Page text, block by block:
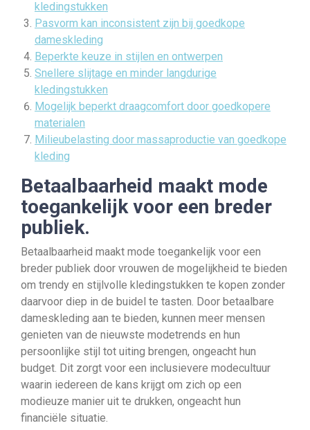
kledingstukken
Pasvorm kan inconsistent zijn bij goedkope
dameskleding
Beperkte keuze in stijlen en ontwerpen
Snellere slijtage en minder langdurige
kledingstukken
Mogelijk beperkt draagcomfort door goedkopere
materialen
Milieubelasting door massaproductie van goedkope
kleding
Betaalbaarheid maakt mode
toegankelijk voor een breder
publiek.
Betaalbaarheid maakt mode toegankelijk voor een
breder publiek door vrouwen de mogelijkheid te bieden
om trendy en stijlvolle kledingstukken te kopen zonder
daarvoor diep in de buidel te tasten. Door betaalbare
dameskleding aan te bieden, kunnen meer mensen
genieten van de nieuwste modetrends en hun
persoonlijke stijl tot uiting brengen, ongeacht hun
budget. Dit zorgt voor een inclusievere modecultuur
waarin iedereen de kans krijgt om zich op een
modieuze manier uit te drukken, ongeacht hun
financiële situatie.